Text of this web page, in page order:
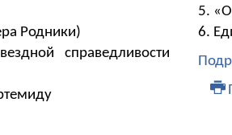
Родники)
справедливости
5.
6.